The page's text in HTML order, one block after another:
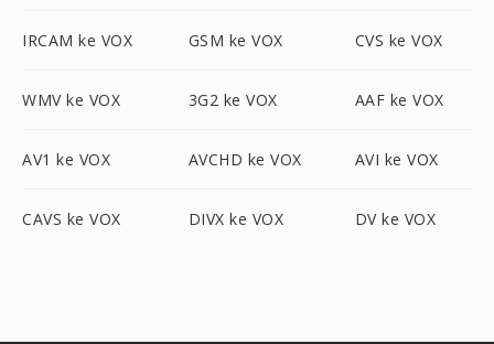
IRCAM ke VOX GSM ke VOX CVS ke VOX
WMV ke VOX 3G2 ke VOX AAF ke VOX
AV1 ke VOX AVCHD ke VOX AVI ke VOX
CAVS ke VOX DIVX ke VOX DV ke VOX